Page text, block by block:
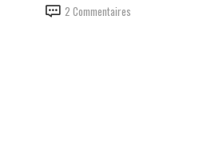
2 Commentaires